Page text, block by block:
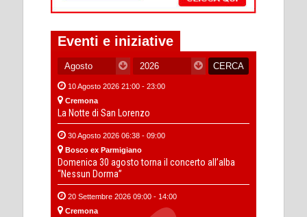
Eventi e iniziative
10 Agosto 2026 21:00 - 23:00
Cremona
La Notte di San Lorenzo
30 Agosto 2026 06:38 - 09:00
Bosco ex Parmigiano
Domenica 30 agosto torna il concerto all’alba
“Nessun Dorma”
20 Settembre 2026 09:00 - 14:00
Cremona